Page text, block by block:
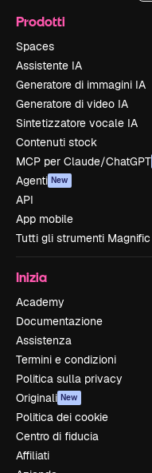
Prodotti
Spaces
Assistente IA
Generatore di immagini IA
Generatore di video IA
Sintetizzatore vocale IA
Contenuti stock
MCP per Claude/ChatGPT
Agenti New
API
App mobile
Tutti gli strumenti Magnific
Inizia
Academy
Documentazione
Assistenza
Termini e condizioni
Politica sulla privacy
Originali New
Politica dei cookie
Centro di fiducia
Affiliati